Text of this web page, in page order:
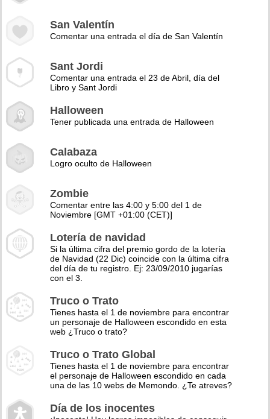
San Valentín
Comentar una entrada el día de San Valentín
Sant Jordi
Comentar una entrada el 23 de Abril, día del
Libro y Sant Jordi
Halloween
Tener publicada una entrada de Halloween
Calabaza
Logro oculto de Halloween
Zombie
Comentar entre las 4:00 y 5:00 del 1 de
Noviembre [GMT +01:00 (CET)]
Lotería de navidad
Si la última cifra del premio gordo de la lotería
de Navidad (22 Dic) coincide con la última cifra
del día de tu registro. Ej: 23/09/2010 jugarías
con el 3.
Truco o Trato
Tienes hasta el 1 de noviembre para encontrar
un personaje de Halloween escondido en esta
web ¿Truco o trato?
Truco o Trato Global
Tienes hasta el 1 de noviembre para encontrar
el personaje de Halloween escondido en cada
una de las 10 webs de Memondo. ¿Te atreves?
Día de los inocentes